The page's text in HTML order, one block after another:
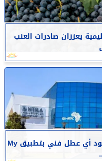
يعززان صادرات العنب
تنظيم الاتصالات في مصر: عدم وجود أي عطل فني بتطبيق My